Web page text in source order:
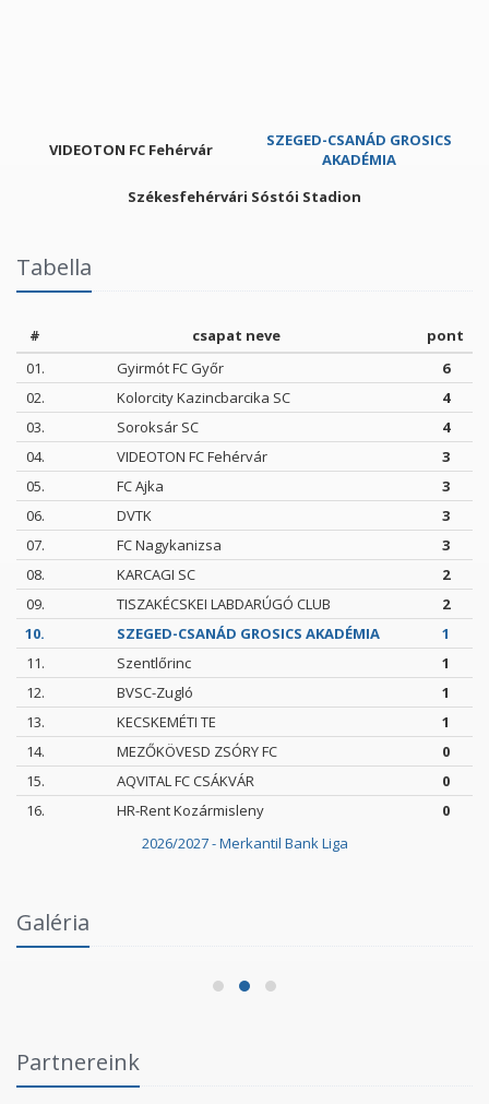
VIDEOTON FC Fehérvár
SZEGED-CSANÁD GROSICS
AKADÉMIA
Székesfehérvári Sóstói Stadion
Tabella
2026/2027 - Merkantil Bank Liga
# csapat neve
pont
01.
Gyirmót FC Győr
6
02.
Kolorcity Kazincbarcika SC
4
03.
Soroksár SC
4
04.
VIDEOTON FC Fehérvár
3
05.
FC Ajka
3
06.
DVTK
3
07.
FC Nagykanizsa
3
08.
KARCAGI SC
2
09.
TISZAKÉCSKEI LABDARÚGÓ CLUB
2
10.
SZEGED-CSANÁD GROSICS AKADÉMIA
1
11.
Szentlőrinc
1
12.
BVSC-Zugló
1
13.
KECSKEMÉTI TE
1
14.
MEZŐKÖVESD ZSÓRY FC
0
15.
AQVITAL FC CSÁKVÁR
0
16.
HR-Rent Kozármisleny 0
Galéria
Fórumban
2026.06.03.
Partnereink